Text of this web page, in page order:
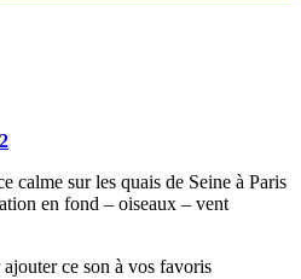
calme sur les quais de Seine à Paris
en fond – oiseaux – vent